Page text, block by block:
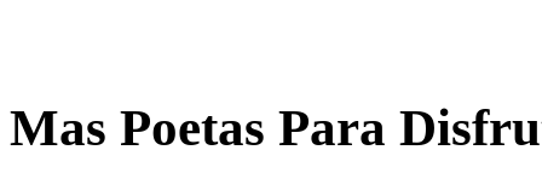
Mas Poetas Para